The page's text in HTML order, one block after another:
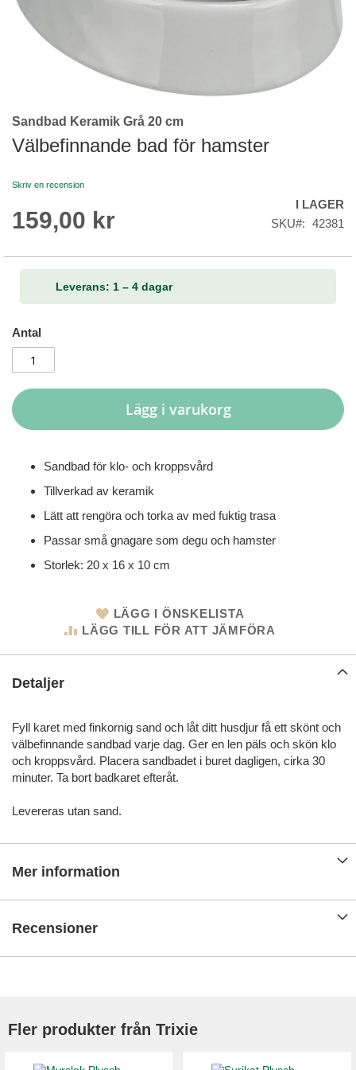
Skip
to
the
of
images
Sandbad Keramik Grå 20 cm
Välbefinnande bad för hamster
Skriv en recension
159,00 kr
I LAGER
SKU
42381
Leverans: 1 – 4 dagar
Antal
Lägg i varukorg
Sandbad för klo- och kroppsvård
Tillverkad av keramik
Lätt att rengöra och torka av med fuktig trasa
Passar små gnagare som degu och hamster
Storlek: 20 x 16 x 10 cm
LÄGG I ÖNSKELISTA
LÄGG TILL FÖR ATT JÄMFÖRA
Detaljer
Fyll karet med finkornig sand och låt ditt husdjur få ett skönt och
välbefinnande sandbad varje dag. Ger en len päls och skön klo
och kroppsvård. Placera sandbadet i buret dagligen, cirka 30
minuter. Ta bort badkaret efteråt.
Levereras utan sand.
Mer information
Recensioner
Fler produkter från Trixie